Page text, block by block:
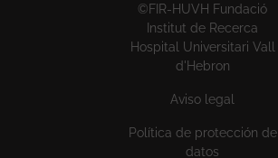
©FIR-HUVH Fundació
Institut de Recerca
Hospital Universitari Vall
d'Hebron
Aviso legal
Política de protección de
datos